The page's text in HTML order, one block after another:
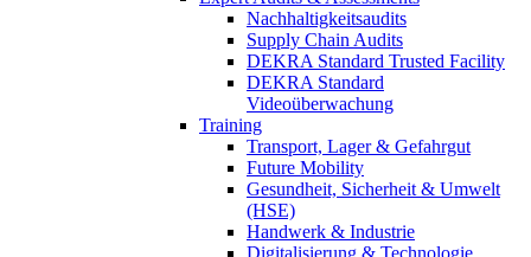
Nachhaltigkeitsaudits
Supply Chain Audits
DEKRA Standard Trusted Facility
DEKRA Standard
Videoüberwachung
Training
Transport, Lager & Gefahrgut
Future Mobility
Gesundheit, Sicherheit & Umwelt
(HSE)
Handwerk & Industrie
Digitalisierung & Technologie